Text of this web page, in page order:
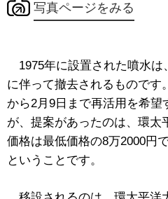
写真ページをみる
1975年に設置された噴水は
に伴って撤去されるものです
から2月9日まで再活用を希望
が、提案があったのは、環太
価格は最低価格の8万2000円
ということです。